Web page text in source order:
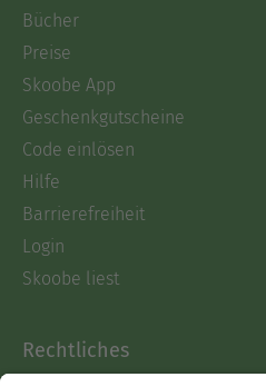
Bücher
Preise
Skoobe App
Geschenkgutscheine
Code einlösen
Hilfe
Barrierefreiheit
Login
Skoobe liest
Rechtliches